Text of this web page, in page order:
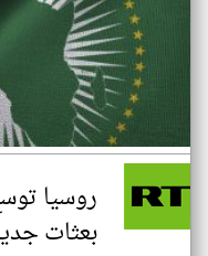
روسيا
بعثات جديدة في 4